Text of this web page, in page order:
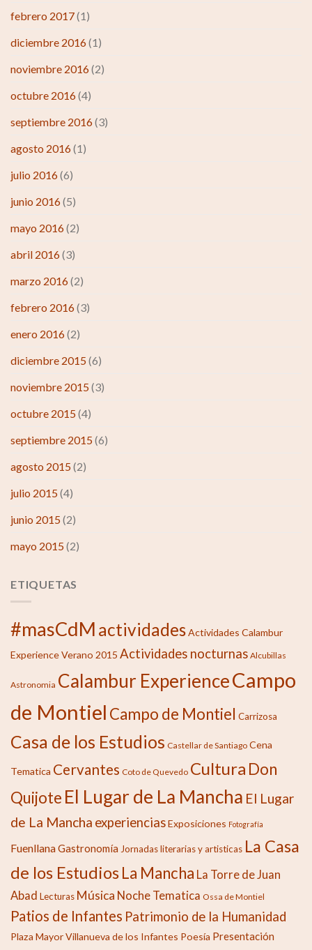
febrero 2017(1)
diciembre 2016(1)
noviembre 2016(2)
octubre 2016(4)
septiembre 2016(3)
agosto 2016(1)
julio 2016(6)
junio 2016(5)
mayo 2016(2)
abril 2016(3)
marzo 2016(2)
febrero 2016(3)
enero 2016(2)
diciembre 2015(6)
noviembre 2015(3)
octubre 2015(4)
septiembre 2015(6)
agosto 2015(2)
julio 2015(4)
junio 2015(2)
mayo 2015(2)
ETIQUETAS
#masCdM actividadesActividades Calambur
Experience Verano 2015 Actividades nocturnas Alcubillas
Astronomia Calambur ExperienceCampo
de Montiel Campo de Montiel Carrizosa
Casa de los Estudios Castellar de Santiago Cena
Tematica Cervantes Coto de Quevedo Cultura Don
Quijote El Lugar de La Mancha El Lugar
de La Mancha experienciasExposiciones Fotografía
FuenllanaGastronomía Jornadas literarias y artisticas La Casa
de los EstudiosLa Mancha La Torre de Juan
Abad Lecturas Música Noche Tematica Ossa de Montiel
Patios de Infantes Patrimonio de la Humanidad
Plaza Mayor Villanueva de los Infantes Poesía Presentación